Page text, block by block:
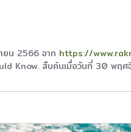
ยน 2566 จาก https://
Know. สืบค้นเมื่อวันที่ 30 พฤศ